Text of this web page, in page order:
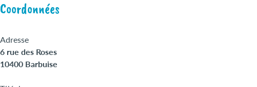
Coordonnées
Adresse
6 rue des Roses
10400 Barbuise